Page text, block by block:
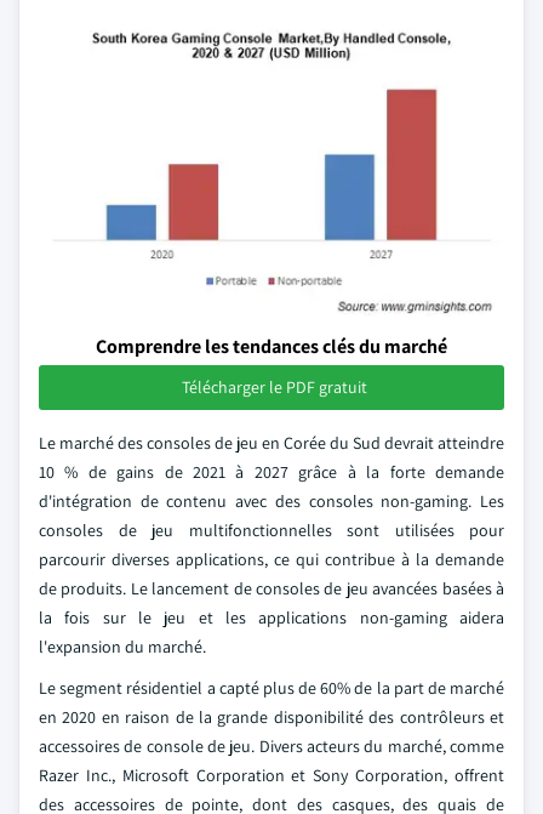
Comprendre les tendances clés du marché
Télécharger le PDF gratuit
Le marché des consoles de jeu en Corée du Sud devrait atteindre
10 % de gains de 2021 à 2027 grâce à la forte demande
d'intégration de contenu avec des consoles non-gaming. Les
consoles de jeu multifonctionnelles sont utilisées pour
parcourir diverses applications, ce qui contribue à la demande
de produits. Le lancement de consoles de jeu avancées basées à
la fois sur le jeu et les applications non-gaming aidera
l'expansion du marché.
Le segment résidentiel a capté plus de 60% de la part de marché
en 2020 en raison de la grande disponibilité des contrôleurs et
accessoires de console de jeu. Divers acteurs du marché, comme
Razer Inc., Microsoft Corporation et Sony Corporation, offrent
des accessoires de pointe, dont des casques, des quais de